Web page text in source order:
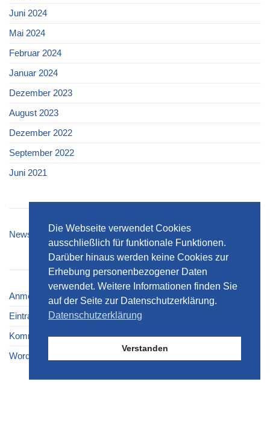
Juni 2024
Mai 2024
Februar 2024
Januar 2024
Dezember 2023
August 2023
Dezember 2022
September 2022
Juni 2021
News
META
Anmelden
Eintrags-Feed
Kommentar-Feed
WordPress.org
Die Webseite verwendet Cookies
ausschließlich für funktionale Funktionen.
Darüber hinaus werden keine Cookies zur
Erhebung personenbezogener Daten
verwendet. Weitere Informationen finden Sie
auf der Seite zur Datenschutzerklärung.
Datenschutzerklärung
Verstanden